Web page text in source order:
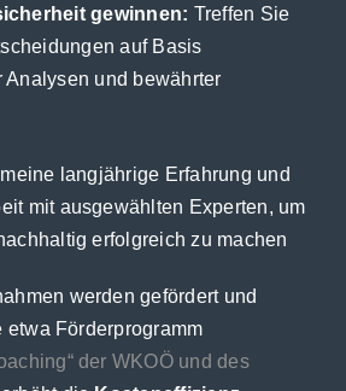
gewinnen: Treffen Sie
auf Basis
Analysen und bewährter
langjährige Erfahrung und
mit ausgewählten Experten, um
erfolgreich zu machen
werden gefördert und
etwa Förderprogramm
der WKOÖ und des